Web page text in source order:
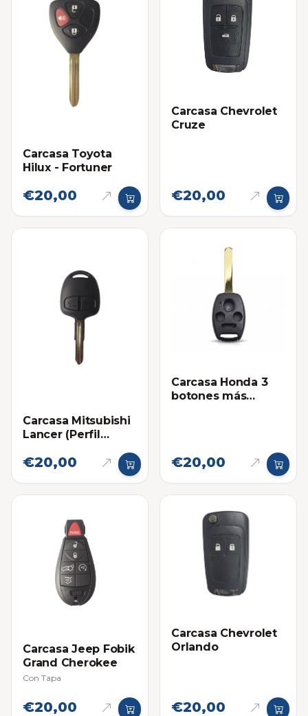
Carcasa Toyota
Hilux - Fortuner
€20,00
Carcasa Chevrolet
Cruze
€20,00
Carcasa Mitsubishi
Lancer (Perfil
€20,00
Carcasa Honda 3
botones más
€20,00
Carcasa Jeep Fobik
Grand Cherokee
Con Tapa
€20,00
Carcasa Chevrolet
Orlando
€20,00